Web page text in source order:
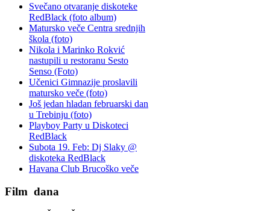
Svečano otvaranje diskoteke
RedBlack (foto album)
Matursko veče Centra srednjih
škola (foto)
Nikola i Marinko Rokvić
nastupili u restoranu Sesto
Senso (Foto)
Učenici Gimnazije proslavili
matursko veče (foto)
Još jedan hladan februarski dan
u Trebinju (foto)
Playboy Party u Diskoteci
RedBlack
Subota 19. Feb: Dj Slaky @
diskoteka RedBlack
Havana Club Brucoško veče
Film dana